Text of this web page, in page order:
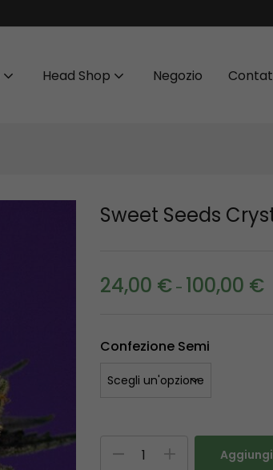
Head Shop Negozio
Sweet Seeds
24,00 € - 100,00 €
Confezione Semi